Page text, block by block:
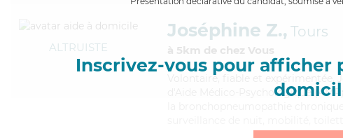
Inscrivez-vous pour afficher
ALTRUISTE
Joséphine Z., Tours
à 5km de chez Vous
Volontaire
, fiable et expérimentée,
d'Aide Médico-Psychologique